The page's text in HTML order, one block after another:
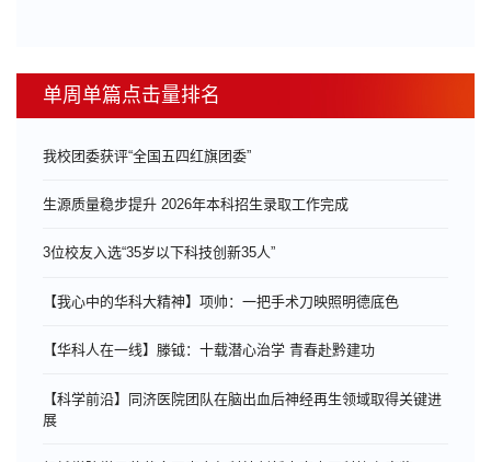
单周单篇点击量排名
我校团委获评“全国五四红旗团委”
生源质量稳步提升 2026年本科招生录取工作完成
3位校友入选“35岁以下科技创新35人”
【我心中的华科大精神】项帅：一把手术刀映照明德底色
【华科人在一线】滕钺：十载潜心治学 青春赴黔建功
【科学前沿】同济医院团队在脑出血后神经再生领域取得关键进
展